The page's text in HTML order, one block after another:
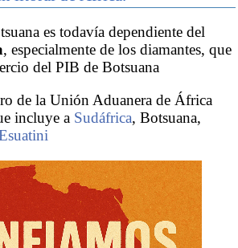
es todavía dependiente del
, especialmente de los diamantes, que
del PIB de Botsuana
de la Unión Aduanera de África
incluye a Sudáfrica, Botsuana,